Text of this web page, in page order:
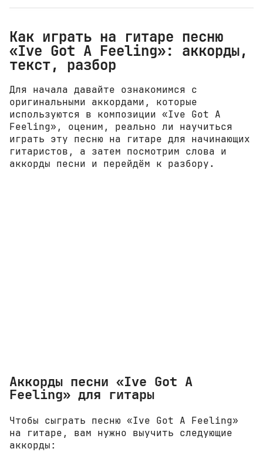
Как играть на гитаре песню
«Ive Got A Feeling»: аккорды,
текст, разбор
Для начала давайте ознакомимся с
оригинальными аккордами, которые
используются в композиции «Ive Got A
Feeling», оценим, реально ли научиться
играть эту песню на гитаре для начинающих
гитаристов, а затем посмотрим слова и
аккорды песни и перейдём к разбору.
Аккорды песни «Ive Got A
Feeling» для гитары
Чтобы сыграть песню «Ive Got A Feeling»
на гитаре, вам нужно выучить следующие
аккорды: